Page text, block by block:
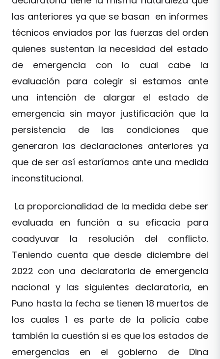
las anteriores ya que se basan en informes
técnicos enviados por las fuerzas del orden
quienes sustentan la necesidad del estado
de emergencia con lo cual cabe la
evaluación para colegir si estamos ante
una intención de alargar el estado de
emergencia sin mayor justificación que la
persistencia de las condiciones que
generaron las declaraciones anteriores ya
que de ser así estaríamos ante una medida
inconstitucional.
La proporcionalidad de la medida debe ser
evaluada en función a su eficacia para
coadyuvar la resolución del conflicto.
Teniendo cuenta que desde diciembre del
2022 con una declaratoria de emergencia
nacional y las siguientes declaratoria, en
Puno hasta la fecha se tienen 18 muertos de
los cuales 1 es parte de la policía cabe
también la cuestión si es que los estados de
emergencias en el gobierno de Dina